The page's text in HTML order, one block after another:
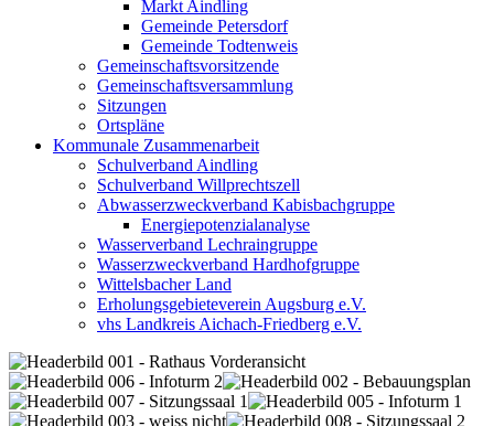
Markt Aindling
Gemeinde Petersdorf
Gemeinde Todtenweis
Gemeinschaftsvorsitzende
Gemeinschaftsversammlung
Sitzungen
Ortspläne
Kommunale Zusammenarbeit
Schulverband Aindling
Schulverband Willprechtszell
Abwasserzweckverband Kabisbachgruppe
Energiepotenzialanalyse
Wasserverband Lechraingruppe
Wasserzweckverband Hardhofgruppe
Wittelsbacher Land
Erholungsgebieteverein Augsburg e.V.
vhs Landkreis Aichach-Friedberg e.V.